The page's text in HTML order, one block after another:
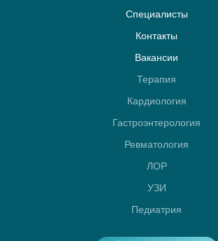
Специалисты
Контакты
Вакансии
Терапия
Кардиология
Гастроэнтерология
Ревматология
ЛОР
УЗИ
Педиатрия